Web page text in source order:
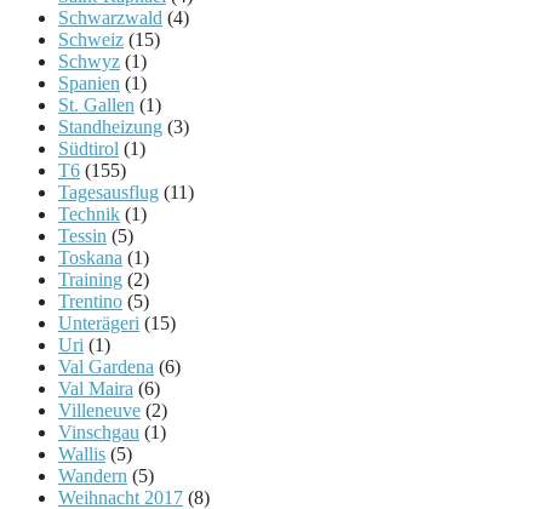
Schwarzwald (4)
Schweiz (15)
Schwyz (1)
Spanien (1)
St. Gallen (1)
Standheizung (3)
Südtirol (1)
T6 (155)
Tagesausflug (11)
Technik (1)
Tessin (5)
Toskana (1)
Training (2)
Trentino (5)
Unterägeri (15)
Uri (1)
Val Gardena (6)
Val Maira (6)
Villeneuve (2)
Vinschgau (1)
Wallis (5)
Wandern (5)
Weihnacht 2017 (8)